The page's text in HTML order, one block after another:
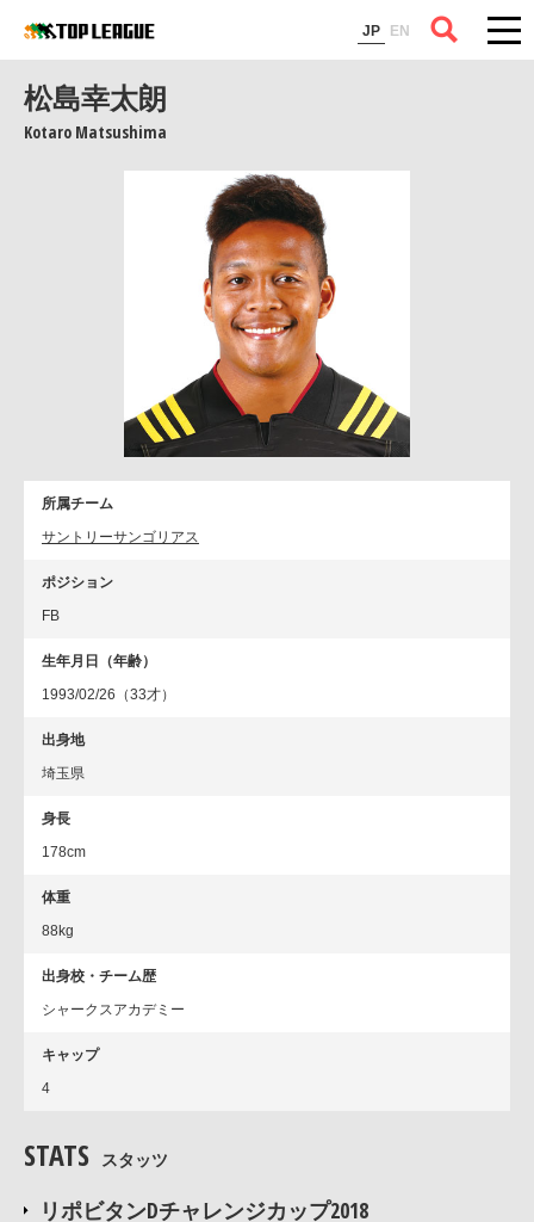
JP EN
コラム
松島幸太朗
Kotaro Matsushima
所属チーム
サントリーサンゴリアス
ポジション
FB
生年月日（年齢）
1993/02/26（33才）
出身地
埼玉県
身長
178cm
体重
88kg
出身校・チーム歴
シャークスアカデミー
キャップ
4
STATS スタッツ
リポビタンDチャレンジカップ2018